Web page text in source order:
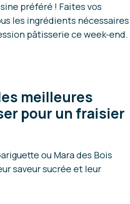
préféré ! Faites vos
les ingrédients nécessaires
pâtisserie ce week-end.
meilleures
pour un fraisier
ou Mara des Bois
saveur sucrée et leur